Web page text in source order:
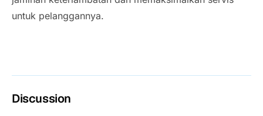
untuk pelanggannya.
Discussion